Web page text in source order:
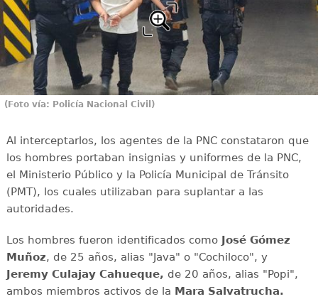
(Foto vía: Policía Nacional Civil)
Al interceptarlos, los agentes de la PNC constataron que
los hombres portaban insignias y uniformes de la PNC,
el Ministerio Público y la Policía Municipal de Tránsito
(PMT), los cuales utilizaban para suplantar a las
autoridades.
Los hombres fueron identificados como José Gómez
Muñoz, de 25 años, alias "Java" o "Cochiloco", y
Jeremy Culajay Cahueque, de 20 años, alias "Popi",
ambos miembros activos de la Mara Salvatrucha.